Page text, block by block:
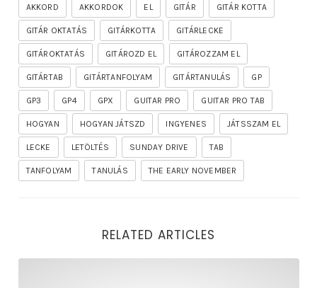
AKKORD AKKORDOK EL GITÁR GITÁR KOTTA
GITÁR OKTATÁS GITÁRKOTTA GITÁRLECKE
GITÁROKTATÁS GITÁROZD EL GITÁROZZAM EL
GITÁRTAB GITÁRTANFOLYAM GITÁRTANULÁS GP
GP3 GP4 GPX GUITAR PRO GUITAR PRO TAB
HOGYAN HOGYAN JÁTSZD INGYENES JÁTSSZAM EL
LECKE LETÖLTÉS SUNDAY DRIVE TAB
TANFOLYAM TANULÁS THE EARLY NOVEMBER
RELATED ARTICLES